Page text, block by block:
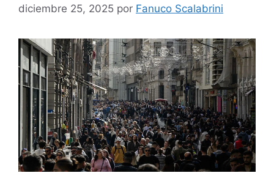
diciembre 25, 2025 por Fanuco Scalabrini